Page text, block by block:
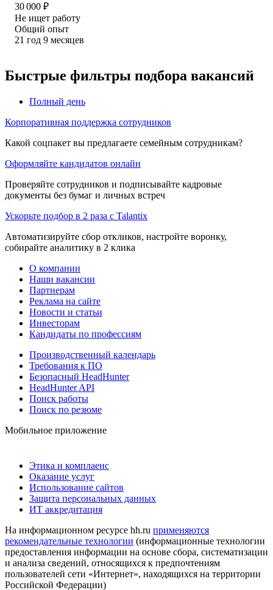
30 000 ₽
Не ищет работу
Общий опыт
21 год 9 месяцев
Быстрые фильтры подбора вакансий
Полный день
Корпоративная поддержка сотрудников
Какой соцпакет вы предлагаете семейным сотрудникам?
Оформляйте кандидатов онлайн
Проверяйте сотрудников и подписывайте кадровые
документы без бумаг и личных встреч
Ускорьте подбор в 2 раза с Talantix
Автоматизируйте сбор откликов, настройте воронку,
собирайте аналитику в 2 клика
О компании
Наши вакансии
Партнерам
Реклама на сайте
Новости и статьи
Инвесторам
Кандидаты по профессиям
Производственный календарь
Требования к ПО
Безопасный HeadHunter
HeadHunter API
Поиск работы
Поиск по резюме
Мобильное приложение
Этика и комплаенс
Оказание услуг
Использование сайтов
Защита персональных данных
ИТ аккредитация
На информационном ресурсе hh.ru применяются
рекомендательные технологии (информационные технологии
предоставления информации на основе сбора, систематизации
и анализа сведений, относящихся к предпочтениям
пользователей сети «Интернет», находящихся на территории
Российской Федерации)